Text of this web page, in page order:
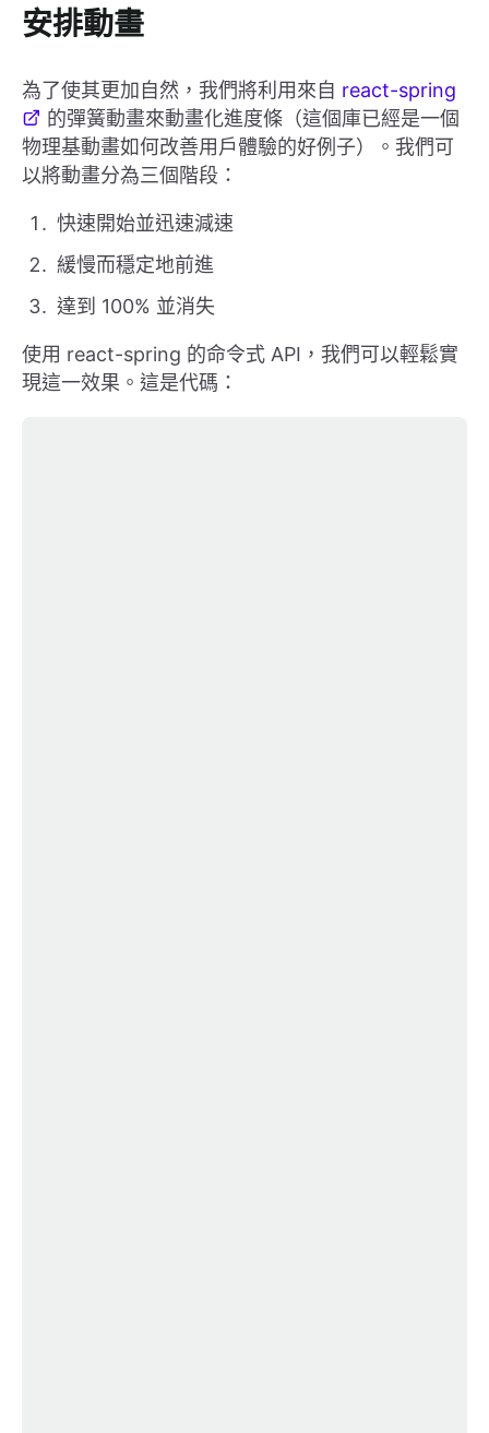
安排動畫
為了使其更加自然，我們將利用來自 react-spring
的彈簧動畫來動畫化進度條（這個庫已經是一個
物理基動畫如何改善用戶體驗的好例子）。我們可
以將動畫分為三個階段：
快速開始並迅速減速
緩慢而穩定地前進
達到 100% 並消失
使用 react-spring 的命令式 API，我們可以輕鬆實
現這一效果。這是代碼：